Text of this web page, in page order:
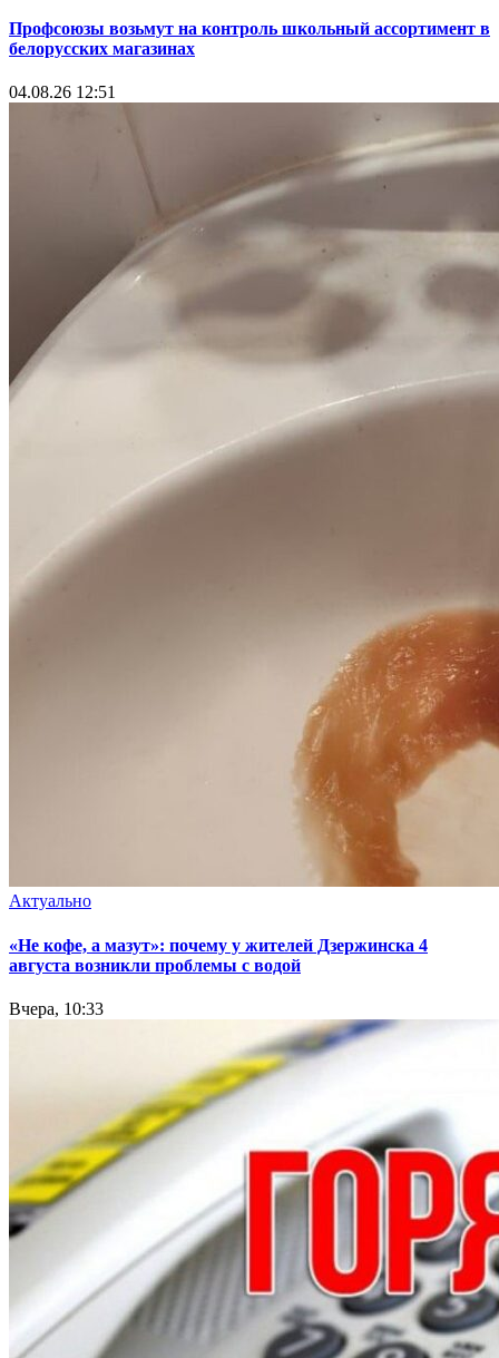
Профсоюзы возьмут на контроль школьный ассортимент в
белорусских магазинах
04.08.26 12:51
Актуально
«Не кофе, а мазут»: почему у жителей Дзержинска 4
августа возникли проблемы с водой
Вчера, 10:33